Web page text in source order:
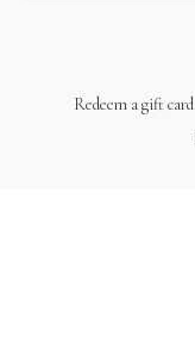
Redeem a gift card